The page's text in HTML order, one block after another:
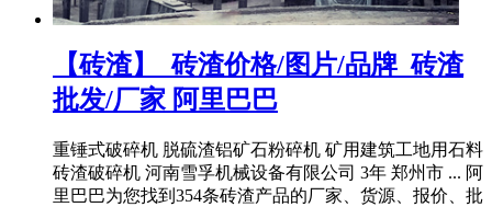
【砖渣】_砖渣价格/图片/品牌_砖渣
批发/厂家 阿里巴巴
重锤式破碎机 脱硫渣铝矿石粉碎机 矿用建筑工地用石料
砖渣破碎机 河南雪孚机械设备有限公司 3年 郑州市 ... 阿
里巴巴为您找到354条砖渣产品的厂家、货源、报价、批